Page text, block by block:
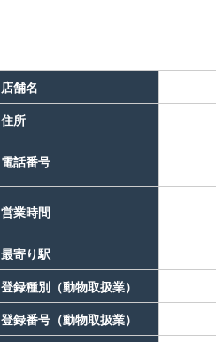
店舗名
住所
電話番号
営業時間
最寄り駅
登録種別（動物取扱業）
登録番号（動物取扱業）